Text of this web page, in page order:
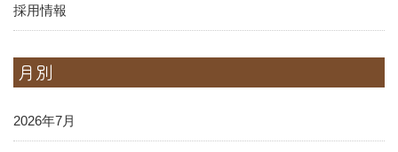
採用情報
月別
2026年7月